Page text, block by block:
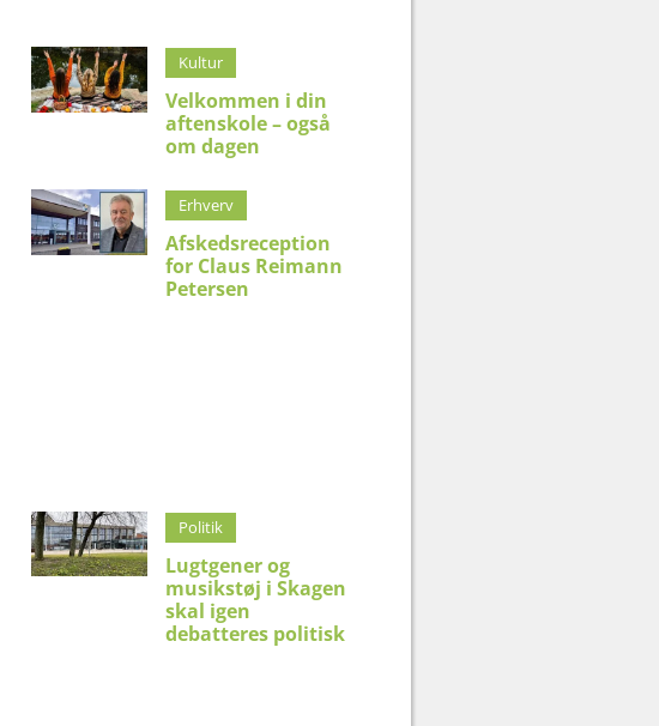
Kultur
Velkommen i din
aftenskole – også
om dagen
Erhverv
Afskedsreception
for Claus Reimann
Petersen
Politik
Lugtgener og
musikstøj i Skagen
skal igen
debatteres politisk